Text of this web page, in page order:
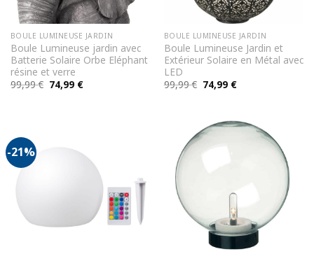
BOULE LUMINEUSE JARDIN
Boule Lumineuse jardin avec
Batterie Solaire Orbe Eléphant
résine et verre
99,99€ Le
prix
74,99 €Le
prix
BOULE LUMINEUSE JARDIN
Boule Lumineuse Jardin et
Extérieur Solaire en Métal avec
LED
99,99€ Le
prix
99,99 €.
74,99 €Le
prix
74,99 €.
-21%